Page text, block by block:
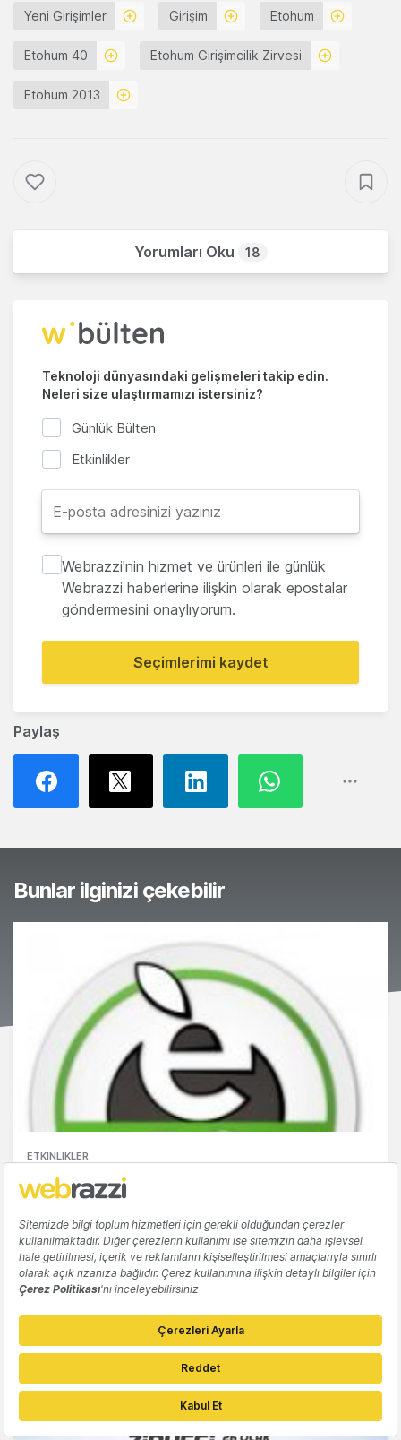
Paylaş
Yeni Girişimler Girişim Etohum
Etohum 40 Etohum Girişimcilik Zirvesi
Etohum 2013
Yorumları Oku 18
Teknoloji dünyasındaki gelişmeleri takip edin.
Neleri size ulaştırmamızı istersiniz?
Günlük Bülten
Etkinlikler
Webrazzi'nin hizmet ve ürünleri ile günlük
Webrazzi haberlerine ilişkin olarak epostalar
göndermesini onaylıyorum.
Seçimlerimi kaydet
Bunlar ilginizi çekebilir
ETKINLIKLER
2014 yılının Etohum 40 girişimi belli oldu!
Kaan Çalışkan